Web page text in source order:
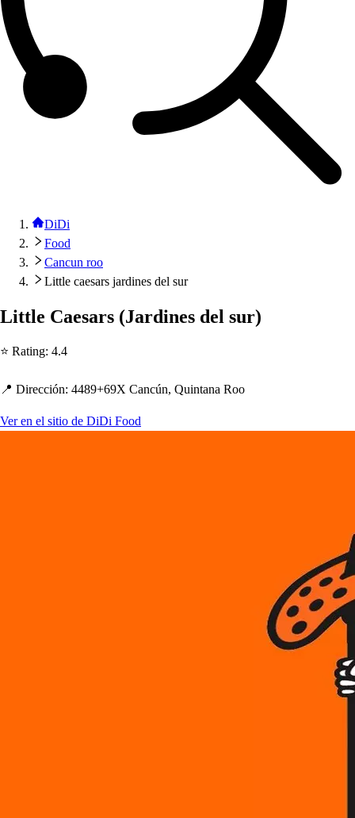
DiDi
Food
Cancun roo
Little caesars jardines del sur
Little Caesars (Jardines del sur)
⭐ Rating: 4.4
📍 Dirección: 4489+69X Cancún, Quintana Roo
Ver en el sitio de DiDi Food